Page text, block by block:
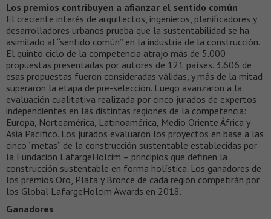
Los premios contribuyen a afianzar el sentido común
El creciente interés de arquitectos, ingenieros, planificadores y
desarrolladores urbanos prueba que la sustentabilidad se ha
asimilado al “sentido común” en la industria de la construcción.
El quinto ciclo de la competencia atrajo más de 5.000
propuestas presentadas por autores de 121 países. 3.606 de
esas propuestas fueron consideradas válidas, y más de la mitad
superaron la etapa de pre-selección. Luego avanzaron a la
evaluación cualitativa realizada por cinco jurados de expertos
independientes en las distintas regiones de la competencia:
Europa, Norteamérica, Latinoamérica, Medio Oriente África y
Asia Pacífico. Los jurados evaluaron los proyectos en base a las
cinco “metas” de la construcción sustentable establecidas por
la Fundación LafargeHolcim – principios que definen la
construcción sustentable en forma holística. Los ganadores de
los premios Oro, Plata y Bronce de cada región competirán por
los Global LafargeHolcim Awards en 2018.
Ganadores